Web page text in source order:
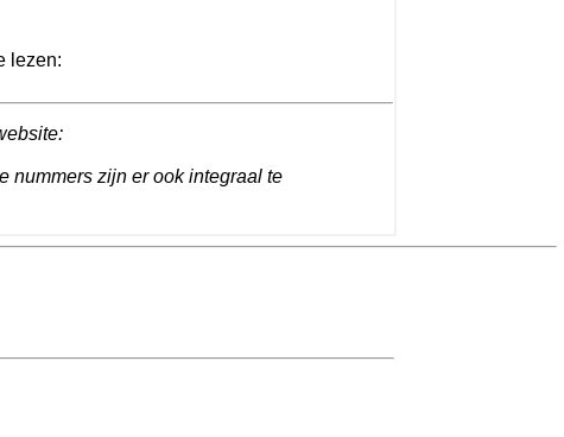
lezen:
nummers zijn er ook integraal te